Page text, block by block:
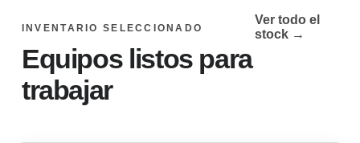
INVENTARIO SELECCIONADO
Equipos listos para
trabajar
Ver todo el
stock →